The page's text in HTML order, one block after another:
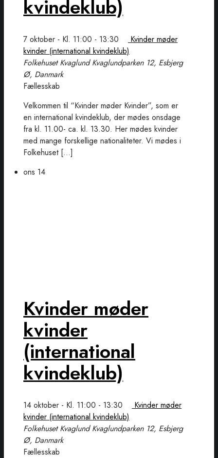
kvindeklub)
7 oktober - Kl. 11:00 - 13:30
Kvinder møder
kvinder (international kvindeklub)
Folkehuset KvaglundKvaglundparken 12, Esbjerg
Ø, Danmark
Fællesskab
Velkommen til “Kvinder møder Kvinder”, som er
en international kvindeklub, der mødes onsdage
fra kl. 11.00- ca. kl. 13.30. Her mødes kvinder
med mange forskellige nationaliteter. Vi mødes i
Folkehuset […]
ons 14
Kvinder møder
kvinder
(international
kvindeklub)
14 oktober - Kl. 11:00 - 13:30
Kvinder møder
kvinder (international kvindeklub)
Folkehuset KvaglundKvaglundparken 12, Esbjerg
Ø, Danmark
Fællesskab